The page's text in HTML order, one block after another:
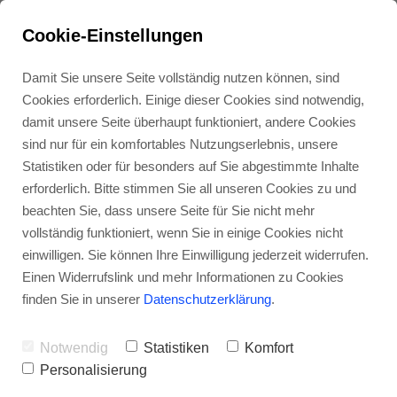
Nudging einfach
erklärt
Mit dem Framing haben wir schon eine
Cookie-Einstellungen
Damit Sie unsere Seite vollständig nutzen können, sind
Cookies erforderlich. Einige dieser Cookies sind notwendig,
damit unsere Seite überhaupt funktioniert, andere Cookies
sind nur für ein komfortables Nutzungserlebnis, unsere
Statistiken oder für besonders auf Sie abgestimmte Inhalte
erforderlich. Bitte stimmen Sie all unseren Cookies zu und
beachten Sie, dass unsere Seite für Sie nicht mehr
vollständig funktioniert, wenn Sie in einige Cookies nicht
einwilligen. Sie können Ihre Einwilligung jederzeit widerrufen.
Einen Widerrufslink und mehr Informationen zu Cookies
finden Sie in unserer Datenschutzerklärung.
Notwendig Statistiken
Komfort
Personalisierung